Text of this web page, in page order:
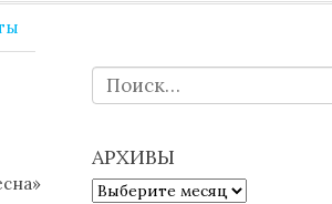
НАЙТИ:
АРХИВЫ
АРХИВЫ